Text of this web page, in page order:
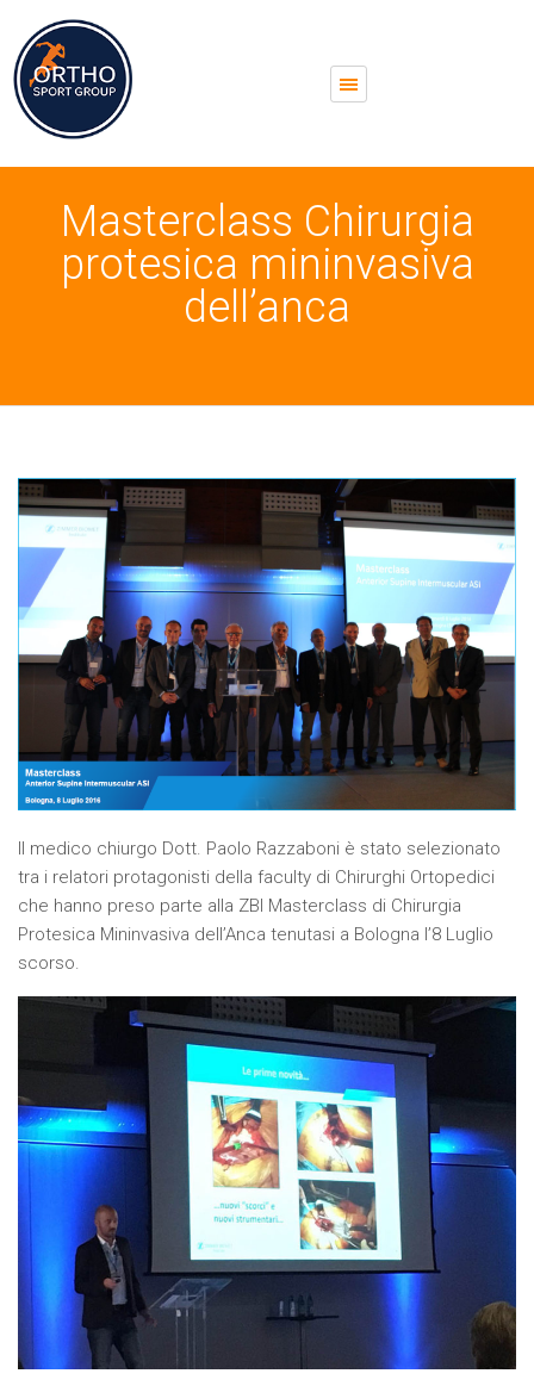
Masterclass Chirurgia
protesica mininvasiva
dell’anca
Il medico chiurgo Dott. Paolo Razzaboni è stato selezionato
tra i relatori protagonisti della faculty di Chirurghi Ortopedici
che hanno preso parte alla ZBI Masterclass di Chirurgia
Protesica Mininvasiva dell’Anca tenutasi a Bologna l’8 Luglio
scorso.